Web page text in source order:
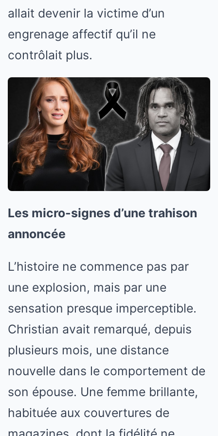
allait devenir la victime d’un
engrenage affectif qu’il ne
contrôlait plus.
Les micro-signes d’une trahison
annoncée
L’histoire ne commence pas par
une explosion, mais par une
sensation presque imperceptible.
Christian avait remarqué, depuis
plusieurs mois, une distance
nouvelle dans le comportement de
son épouse. Une femme brillante,
habituée aux couvertures de